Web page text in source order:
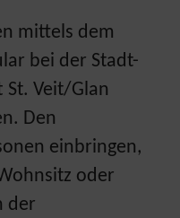
mittels dem
bei der Stadt-
St. Veit/Glan
Den
einbringen,
oder
der